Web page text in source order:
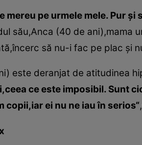
mereu pe urmele mele. Pur şi
său,Anca (40 de ani),mama
să nu-i fac pe plac şi
este deranjat de atitudinea
ce este imposibil. Sunt
copii,iar ei nu ne iau în serios“